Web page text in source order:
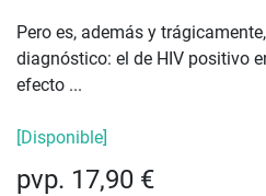
Pero es, además y
diagnóstico: el de HIV positivo
efecto ...
[Disponible]
pvp. 17,90 €